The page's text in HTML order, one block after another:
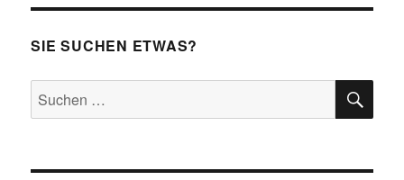
SIE SUCHEN ETWAS?
Suchen
nach: